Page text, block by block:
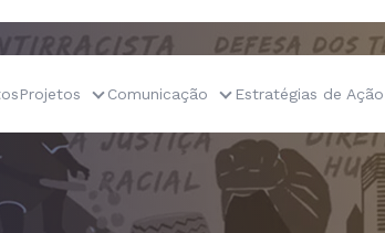
Projetos Comunicação Estratégias de Ação